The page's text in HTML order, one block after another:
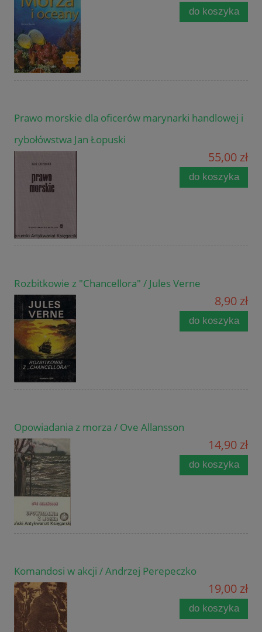
do koszyka
Prawo morskie dla oficerów marynarki handlowej i
rybołówstwa Jan Łopuski
55,00 zł
do koszyka
Rozbitkowie z "Chancellora" / Jules Verne
8,90 zł
do koszyka
Opowiadania z morza / Ove Allansson
14,90 zł
do koszyka
Komandosi w akcji / Andrzej Perepeczko
19,00 zł
do koszyka